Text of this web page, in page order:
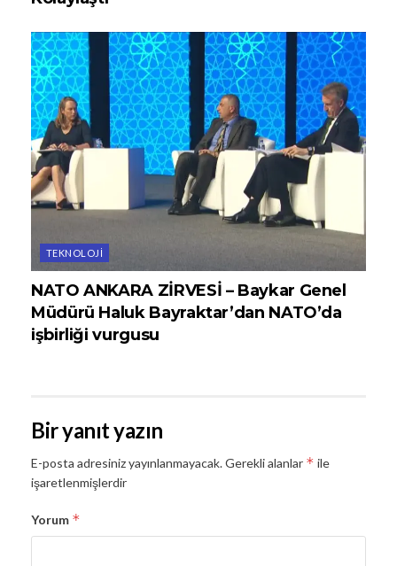
TEKNOLOJI
NATO ANKARA ZİRVESİ – Baykar Genel
Müdürü Haluk Bayraktar’dan NATO’da
işbirliği vurgusu
Bir yanıt yazın
E-posta adresiniz yayınlanmayacak.Gerekli alanlar * ile
işaretlenmişlerdir
Yorum *